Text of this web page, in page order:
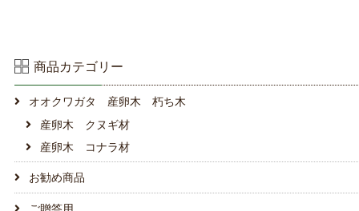
商品カテゴリー
オオクワガタ 産卵木 朽ち木
産卵木 クヌギ材
産卵木 コナラ材
お勧め商品